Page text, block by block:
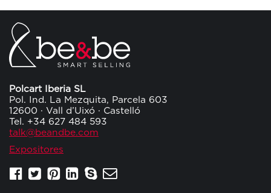
Polcart Iberia SL
Pol. Ind. La Mezquita, Parcela 603
12600 · Vall d’Uixó · Castelló
Tel. +34 627 484 593
talk@beandbe.com
Expositores